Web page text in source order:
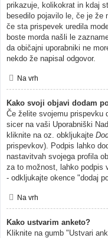
prikazuje, kolikokrat in kdaj
besedilo pojavilo le, če je že
če sta prispevek uredila
boste morda našli le
da običajni uporabniki ne
nekdo že napisal odgovor.
Na vrh
Kako svoji objavi dodam
Če želite svojemu prispevku
sicer na vaši Uporabniški
kliknite na oz. obkljukajte
prispevkov). Podpis lahko
nastavitvah svojega profila
za to možnost, lahko podpis
- odkljukajte okence "dodaj
Na vrh
Kako ustvarim anketo?
Kliknite na gumb "Ustvari